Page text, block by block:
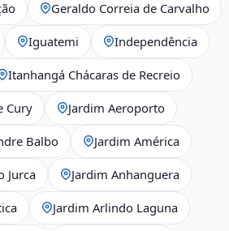
Geraldo Correia de Carvalho
Iguatemi Independência
Itanhangá Chácaras de Recreio
Cury Jardim Aeroporto
Balbo Jardim América
Jurca Jardim Anhanguera
Jardim Arlindo Laguna